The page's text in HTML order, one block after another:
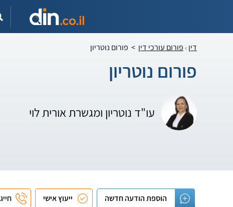
דין פורום עורכי דין > פורום נוטריון
פורום נוטריון
עו"ד נוטריון ומגשרת אורית לוי
הוספת הודעה חדשה ייעוץ אישי